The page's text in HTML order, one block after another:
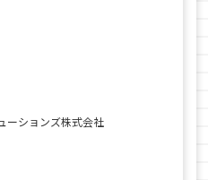
ーションズ株式会社